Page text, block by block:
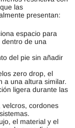
las
presentan:
espacio para
de una
del pie sin añadir
zero drop, el
a una altura similar.
ligera durante las
velcros, cordones
el material y el